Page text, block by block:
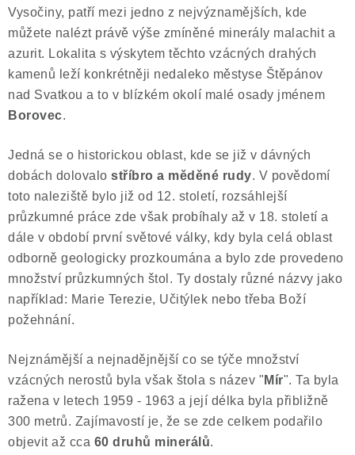
Vysočiny, patří mezi jedno z nejvýznamějších, kde
můžete nalézt právě výše zmíněné minerály malachit a
azurit. Lokalita s výskytem těchto vzácných drahých
kamenů leží konkrétněji nedaleko městyse Štěpánov
nad Svatkou a to v blízkém okolí malé osady jménem
Borovec.
Jedná se o historickou oblast, kde se již v dávných
dobách dolovalo stříbro a měděné rudy. V povědomí
toto naleziště bylo již od 12. století, rozsáhlejší
průzkumné práce zde však probíhaly až v 18. století a
dále v období první světové války, kdy byla celá oblast
odborně geologicky prozkoumána a bylo zde provedeno
množství průzkumných štol. Ty dostaly různé názvy jako
například: Marie Terezie, Učitýlek nebo třeba Boží
požehnání.
Nejznámější a nejnadějnější co se týče množství
vzácných nerostů byla však štola s název " Mír". Ta byla
ražena v letech 1959 - 1963 a její délka byla přibližně
300 metrů. Zajímavostí je, že se zde celkem podařilo
objevit až cca 60 druhů minerálů.